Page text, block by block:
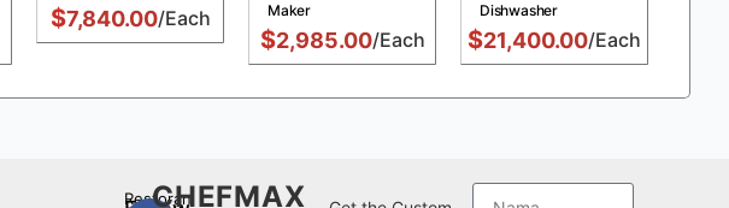
$7,840.00/Each
Maker
$2,985.00/Each
Dishwasher
$21,400.00/Each
Restoran
CHEFMAX